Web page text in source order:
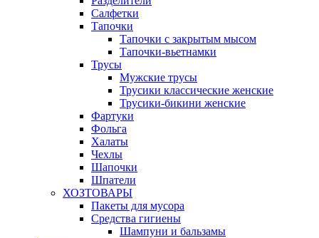
Салфетки
Тапочки
Тапочки с закрытым мысом
Тапочки-вьетнамки
Трусы
Мужские трусы
Трусики классические женские
Трусики-бикини женские
Фартуки
Фольга
Халаты
Чехлы
Шапочки
Шпатели
ХОЗТОВАРЫ
Пакеты для мусора
Средства гигиены
Шампуни и бальзамы